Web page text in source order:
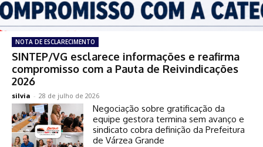
NOTA DE ESCLARECIMENTO
SINTEP/VG esclarece informações e reafirma
compromisso com a Pauta de Reivindicações
2026
silvia - 28 de julho de 2026
Negociação sobre gratificação da
equipe gestora termina sem avanço e
sindicato cobra definição da Prefeitura
de Várzea Grande